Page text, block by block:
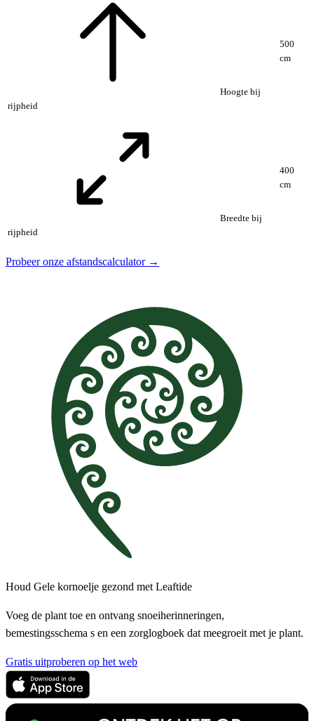
Hoogte bij
rijpheid
500
cm
Breedte bij
rijpheid
400
cm
Probeer onze afstandscalculator →
Houd Gele kornoelje gezond met Leaftide
Voeg de plant toe en ontvang snoeiherinneringen,
bemestingsschema s en een zorglogboek dat meegroeit met je plant.
Gratis uitproberen op het web